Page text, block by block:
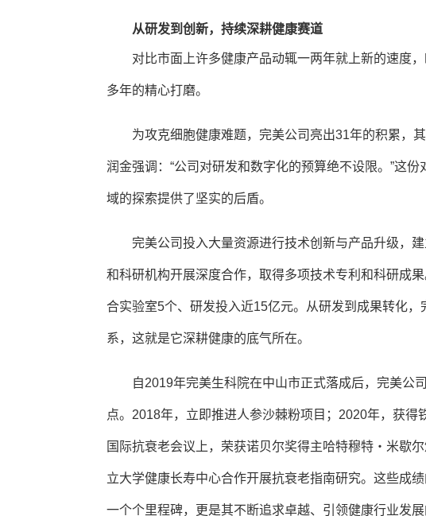
从研发到创新，持续深耕健康赛道
对比市面上许多健康产品动辄一两年就上新的速度
多年的精心打磨。
为攻克细胞健康难题，完美公司亮出31年的积累，
润金强调：“公司对研发和数字化的预算绝不设限。”这
域的探索提供了坚实的后盾。
完美公司投入大量资源进行技术创新与产品升级，
和科研机构开展深度合作，取得多项技术专利和科研成
合实验室5个、研发投入近15亿元。从研发到成果转化
系，这就是它深耕健康的底气所在。
自2019年完美生科院在中山市正式落成后，完美公
点。2018年，立即推进人参沙棘粉项目；2020年，获得
国际抗衰老会议上，荣获诺贝尔奖得主哈特穆特・米歇
立大学健康长寿中心合作开展抗衰老指南研究。这些成
一个个里程碑，更是其不断追求卓越、引领健康行业发展